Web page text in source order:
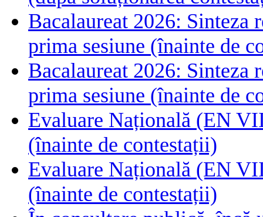
Bacalaureat 2026:
prima sesiune (înainte de
Bacalaureat 2026:
prima sesiune (înainte de
Evaluare Națională (EN
(înainte de contestații)
Evaluare Națională (EN
(înainte de contestații)